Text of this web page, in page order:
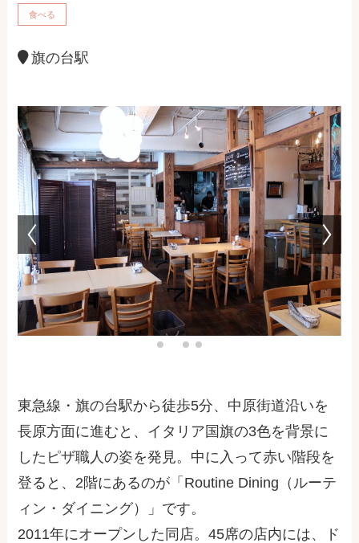
食べる
旗の台駅
東急線・旗の台駅から徒歩5分、中原街道沿いを
長原方面に進むと、イタリア国旗の3色を背景に
したピザ職人の姿を発見。中に入って赤い階段を
登ると、2階にあるのが「Routine Dining（ルーテ
ィン・ダイニング）」です。
2011年にオープンした同店。45席の店内には、ド